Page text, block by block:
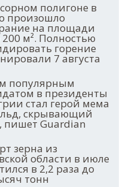
полигоне в
произошло
на площади
200 м². Полностью
горение
7 августа
популярным
в президенты
стал герой мема
скрывающий
пишет Guardian
зерна из
области в июле
в 2,2 раза до
тонн